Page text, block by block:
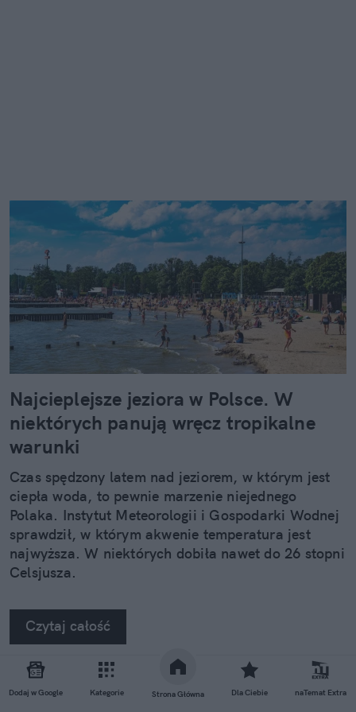
Dodaj w Google Kategorie Strona Główna Dla Ciebie naTemat Extra
Najcieplejsze jeziora w Polsce. W
niektórych panują wręcz tropikalne
warunki
Czas spędzony latem nad jeziorem, w którym jest
ciepła woda, to pewnie marzenie niejednego
Polaka. Instytut Meteorologii i Gospodarki Wodnej
sprawdził, w którym akwenie temperatura jest
najwyższa. W niektórych dobiła nawet do 26 stopni
Celsjusza.
Czytaj całość
REKLAMA